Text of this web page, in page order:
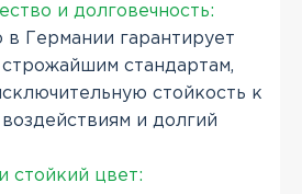
и долговечность:
в Германии гарантирует
строжайшим стандартам,
стойкость к
и долгий
стойкий цвет: